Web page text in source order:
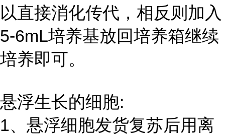
以直接消化传代，相反则加入
5-6mL培养基放回培养箱继续
培养即可。
悬浮生长的细胞:
1、悬浮细胞发货复苏后用离